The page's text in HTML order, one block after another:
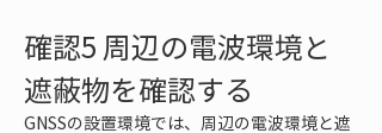
確認5 周辺の電波環境と
遮蔽物を確認する
GNSSの設置環境では、周辺の電波環境と遮